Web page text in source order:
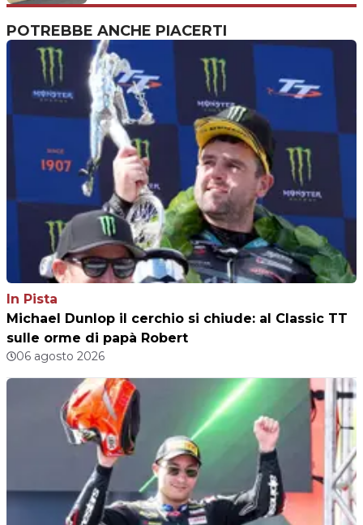
POTREBBE ANCHE PIACERTI
In Pista
Michael Dunlop il cerchio si chiude: al Classic TT
sulle orme di papà Robert
06 agosto 2026